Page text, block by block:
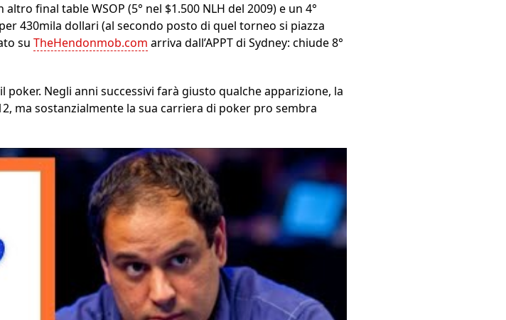
final table WSOP (5° nel $1.500 NLH del 2009) e un 4°
430mila dollari (al secondo posto di quel torneo si piazza
su TheHendonmob.com arriva dall’APPT di Sydney: chiude 8°
Negli anni successivi farà giusto qualche apparizione, la
ma sostanzialmente la sua carriera di poker pro sembra